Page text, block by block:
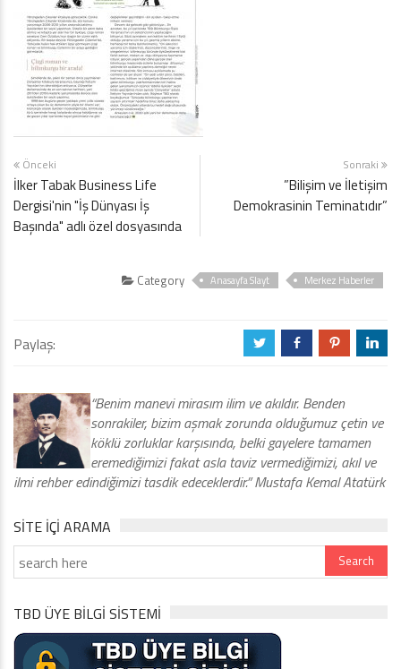
Önceki
İlker Tabak Business Life
Dergisi'nin "İş Dünyası İş
Başında" adlı özel dosyasında
Sonraki
”Bilişim ve İletişim
Demokrasinin Teminatıdır”
Category Anasayfa Slayt Merkez Haberler
Paylaş: a b d j
“Benim manevi mirasım ilim ve akıldır. Benden
sonrakiler, bizim aşmak zorunda olduğumuz çetin ve
köklü zorluklar karşısında, belki gayelere tamamen
eremediğimizi fakat asla taviz vermediğimizi, akıl ve
ilmi rehber edindiğimizi tasdik edeceklerdir.” Mustafa Kemal Atatürk
SITE IÇI ARAMA
TBD ÜYE BİLGİ SİSTEMİ